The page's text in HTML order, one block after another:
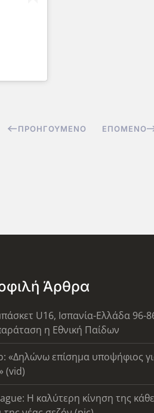
ΠΡΟΗΓΟΎΜΕΝΟ ΕΠΌΜΕΝΟ
Άρθρα
U16, Ισπανία-Ελλάδα 96-
η Εθνική Παίδων
«Δηλώνω επίσημα υποψήφιος
(vid)
Η καλύτερη κίνηση της